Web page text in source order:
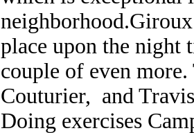
place upon the night
couple of even
Couturier, and
Doing exercises